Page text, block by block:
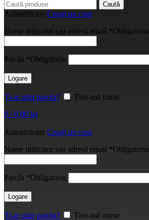
Caută
Autentificare Creați un cont
Nume utilizator sau adresă email *Obligatoriu
Parola *Obligatoriu
Logare
Ți-ai uitat parola?
Ține-mă minte
0 / 0,00 lei
Autentificare Creați un cont
Nume utilizator sau adresă email *Obligatoriu
Parola *Obligatoriu
Logare
Ți-ai uitat parola?
Ține-mă minte